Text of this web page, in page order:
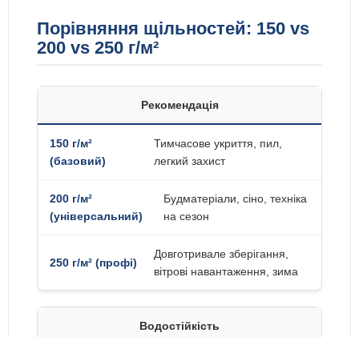
Порівняння щільностей: 150 vs
200 vs 250 г/м²
Рекомендація
Тимчасове укриття, пил,
легкий захист
Будматеріали, сіно, техніка
на сезон
Довготривале зберігання,
вітрові навантаження, зима
Водостійкість